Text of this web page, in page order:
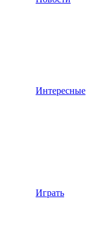
Интересные
Играть